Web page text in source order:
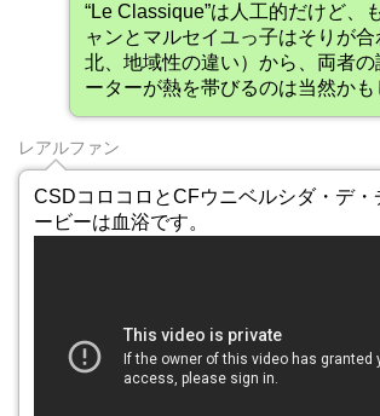
“Le Classique”は人工的だけど、
ャンとマルセイユっ子はそりが合
北、地域性の違い）から、両者
ーターが熱を帯びるのは当然かも
レアルファン
CSDコロコロとCFウニベルシダ・デ・
ービーは血浴です。